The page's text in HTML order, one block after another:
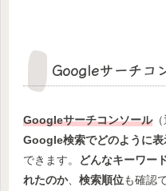
Googleサーチコ
Googleサーチコンソール（
Google検索でどのように表
できます。
どんなキーワー
れたのか、 検索順位も確認